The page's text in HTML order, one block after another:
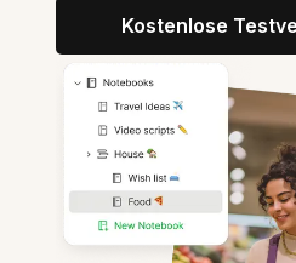
Kostenlose